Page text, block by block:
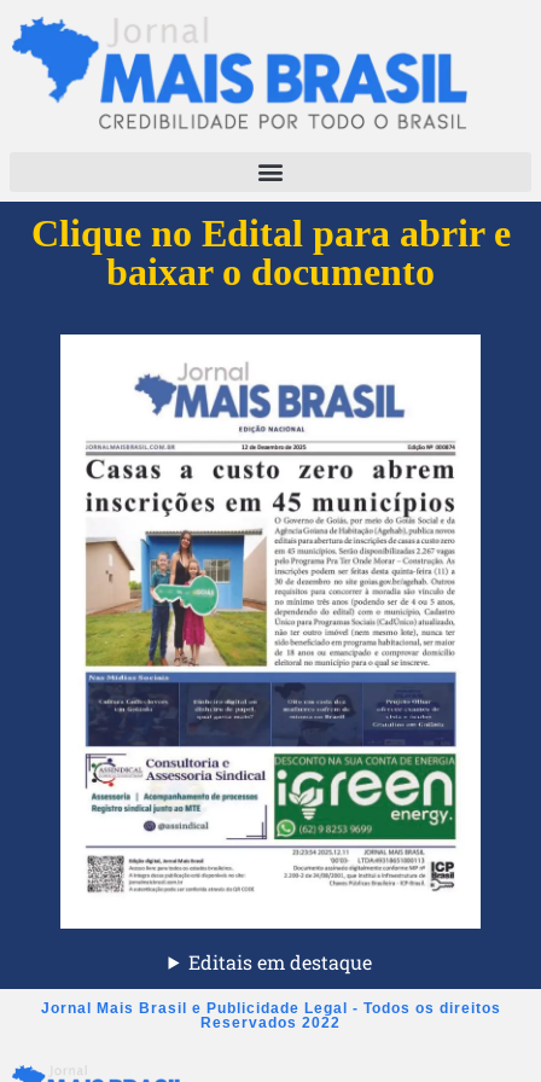
Clique no Edital para abrir e
baixar o documento
Editais em destaque
Jornal Mais Brasil e Publicidade Legal - Todos os direitos
Reservados 2022